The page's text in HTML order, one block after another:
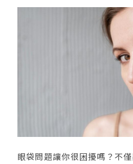
眼袋問題讓你很困擾嗎？不